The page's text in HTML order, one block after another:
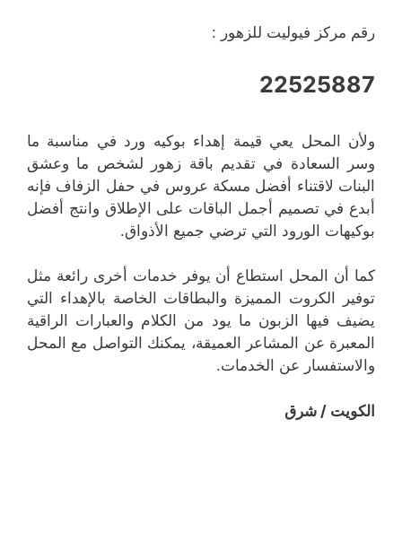
رقم مركز فيوليت للزهور :
22525887
ولأن المحل يعي قيمة إهداء بوكيه ورد في مناسبة ما
وسر السعادة في تقديم باقة زهور لشخص ما وعشق
البنات لاقتناء أفضل مسكة عروس في حفل الزفاف فإنه
أبدع في تصميم أجمل الباقات على الإطلاق وانتج أفضل
بوكيهات الورود التي ترضي جميع الأذواق.
كما أن المحل استطاع أن يوفر خدمات أخرى رائعة مثل
توفير الكروت المميزة والبطاقات الخاصة بالإهداء التي
يضيف فيها الزبون ما يود من الكلام والعبارات الراقية
المعبرة عن المشاعر العميقة، يمكنك التواصل مع المحل
والاستفسار عن الخدمات.
الكويت / شرق